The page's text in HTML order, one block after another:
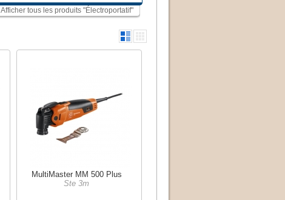
Afficher tous les produits "Électroportatif"
MultiMaster MM 500 Plus
Ste 3m